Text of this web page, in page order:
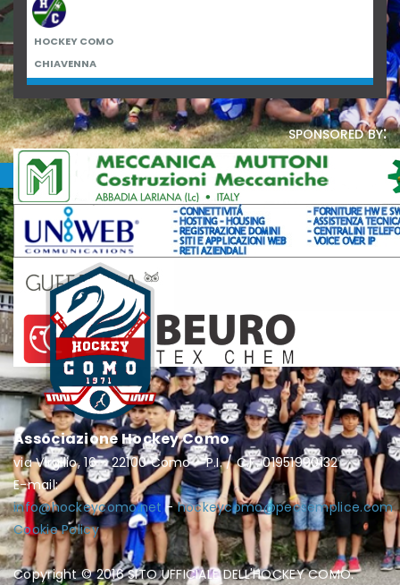
HOCKEY COMO
CHIAVENNA
sponsored by:
Associazione Hockey Como
via Virgilio, 16 - 22100 Como - P.I. / C.F. 01951990132
E-mail:
info@hockeycomo.net-hockeycomo@pecsemplice.com
Cookie Policy
Copyright © 2016 SITO UFFICIALE DELL'HOCKEY COMO.